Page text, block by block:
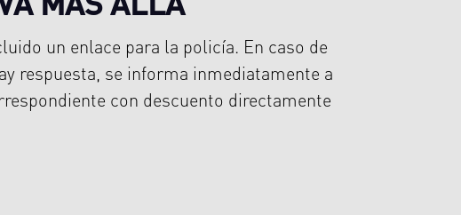
un enlace para la policía. En caso de
respuesta, se informa inmediatamente a
con descuento directamente